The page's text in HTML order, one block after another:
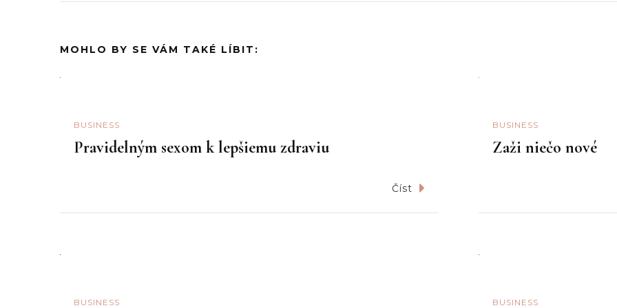
MOHLO BY SE VÁM TAKÉ LÍBIT:
BUSINESS
Pravidelným sexom k lepšiemu zdraviu
Číst
BUSINESS
Zaži niečo nové
BUSINESS BUSINESS